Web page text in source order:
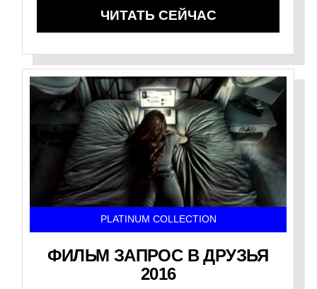
ЧИТАТЬ СЕЙЧАС
PLATINUM COLLECTION
ФИЛЬМ ЗАПРОС В ДРУЗЬЯ
2016